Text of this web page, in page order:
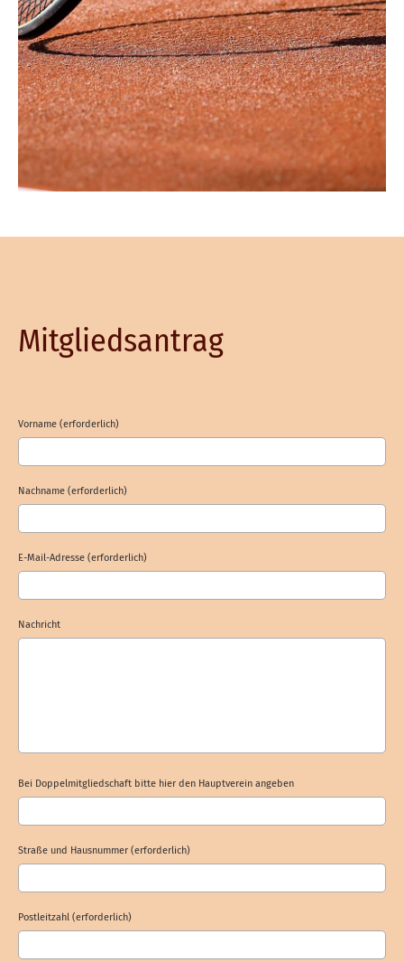
Mitgliedsantrag
Vorname (erforderlich)
Nachname (erforderlich)
E-Mail-Adresse (erforderlich)
Nachricht
Bei Doppelmitgliedschaft bitte hier den Hauptverein angeben
Straße und Hausnummer (erforderlich)
Postleitzahl (erforderlich)